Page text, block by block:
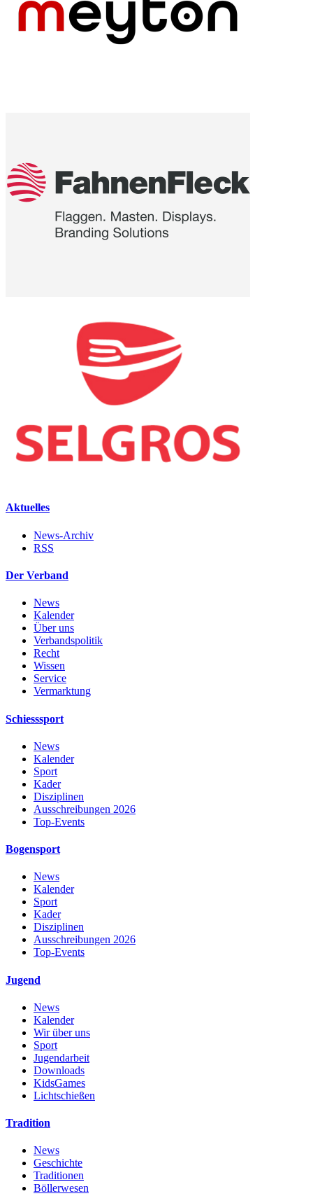
Aktuelles
News-Archiv
RSS
Der Verband
News
Kalender
Über uns
Verbandspolitik
Recht
Wissen
Service
Vermarktung
Schiesssport
News
Kalender
Sport
Kader
Disziplinen
Ausschreibungen 2026
Top-Events
Bogensport
News
Kalender
Sport
Kader
Disziplinen
Ausschreibungen 2026
Top-Events
Jugend
News
Kalender
Wir über uns
Sport
Jugendarbeit
Downloads
KidsGames
Lichtschießen
Tradition
News
Geschichte
Traditionen
Böllerwesen